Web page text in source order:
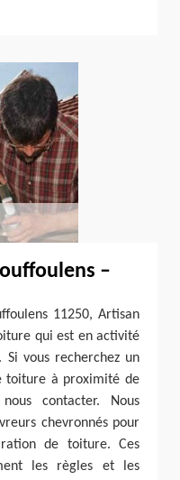
–
11250, Artisan
qui est en activité
Si vous recherchez un
toiture à proximité de
contacter. Nous
chevronnés pour
de toiture. Ces
les règles et les